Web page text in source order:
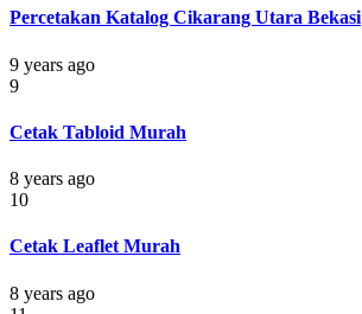
Percetakan Katalog Cikarang Utara Bekasi
9 years ago
9
Cetak Tabloid Murah
8 years ago
10
Cetak Leaflet Murah
8 years ago